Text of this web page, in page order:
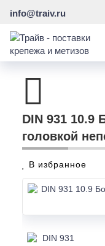
info@traiv.ru
DIN 931 10.9
головкой
В избранное